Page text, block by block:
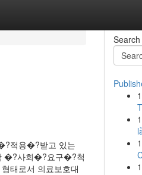
적용�?받고 있는
�?사회�?요구�?척
태로서 의료보호대
Search
1
1
1
1